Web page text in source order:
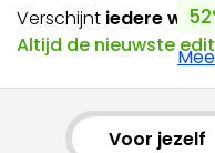
Verschijnt iedere week
Altijd de nieuwste
Voor jezelf